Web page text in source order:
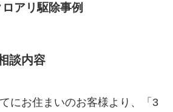
ロアリ駆除事例
談内容
にお住まいのお客様より、「3